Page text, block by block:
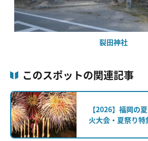
裂田神社
このスポットの関連記事
【2026】福岡の
火大会・夏祭り特